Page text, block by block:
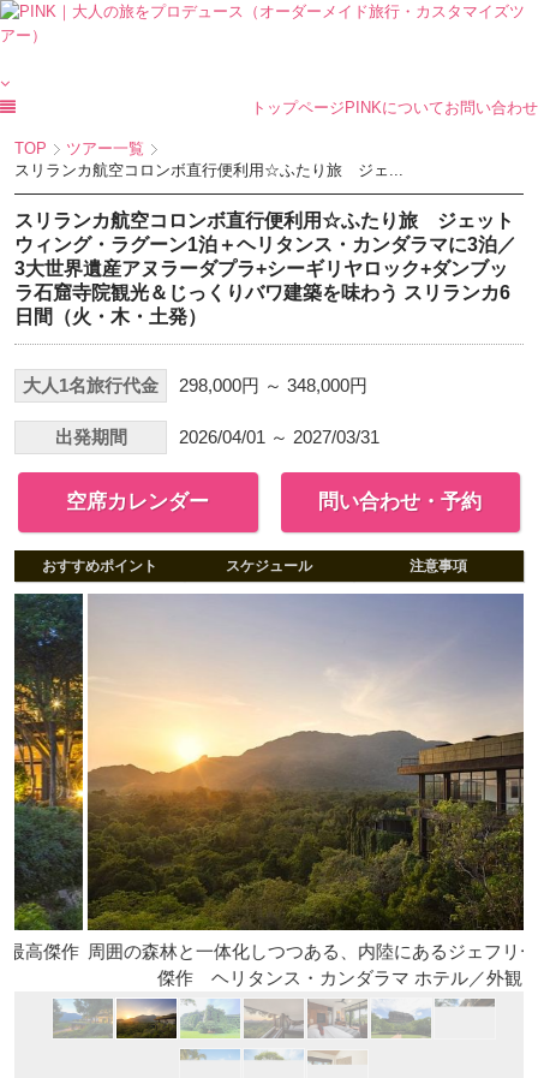
トップページ PINKについてお問い合わせ
TOP
ツアー一覧
スリランカ航空コロンボ直行便利用☆ふたり旅 ジェ...
スリランカ航空コロンボ直行便利用☆ふたり旅 ジェット
ウィング・ラグーン1泊＋ヘリタンス・カンダラマに3泊／
3大世界遺産アヌラーダプラ+シーギリヤロック+ダンブッ
ラ石窟寺院観光＆じっくりバワ建築を味わう スリランカ6
日間（火・木・土発）
大人1名旅行代金 298,000円 ～ 348,000円
出発期間 2026/04/01 ～ 2027/03/31
空席カレンダー 問い合わせ・予約
おすすめポイント スケジュール 注意事項
周囲の森林と一体化しつつある、内陸にあるジェフリーバワの
傑作 ヘリタンス・カンダラマ ホテル／外観